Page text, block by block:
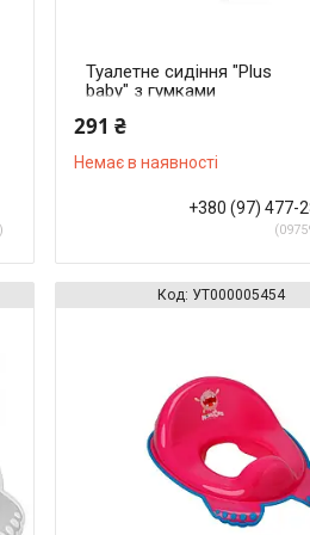
Туалетне сидіння "Plus
baby" з гумками
сова (Білий)
291 ₴
Немає в наявності
+380 (97) 477-
УТ000005454